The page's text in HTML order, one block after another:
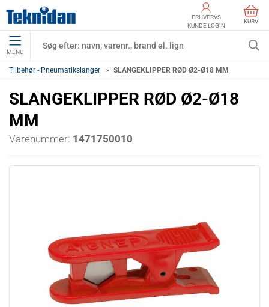
ERHVERVS
KUNDE LOGIN
KURV
MENU
Tilbehør - Pneumatikslanger SLANGEKLIPPER RØD Ø2-Ø18 MM
SLANGEKLIPPER RØD Ø2-Ø18
MM
Varenummer: 1471750010